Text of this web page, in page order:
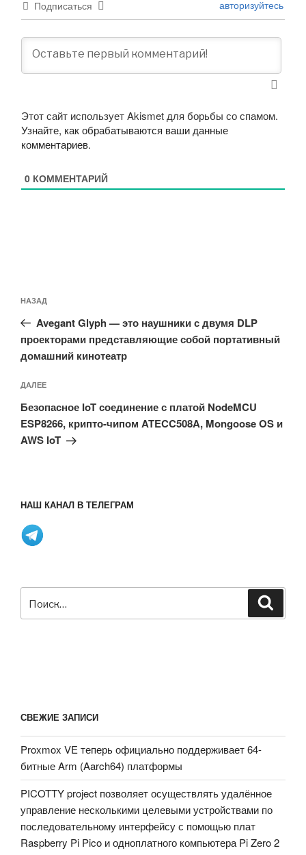
Подписаться авторизуйтесь
Этот сайт использует Akismet для борьбы со спамом.
Узнайте, как обрабатываются ваши данные
комментариев.
0 КОММЕНТАРИЙ
по
записям
Предыдущая
запись:
НАЗАД
Avegant Glyph — это наушники с двумя DLP
проекторами представляющие собой портативный
домашний кинотеатр
Следующая
запись
ДАЛЕЕ
Безопасное IoT соединение с платой NodeMCU
ESP8266, крипто-чипом ATECC508A, Mongoose OS и
AWS IoT
НАШ КАНАЛ В ТЕЛЕГРАМ
СВЕЖИЕ ЗАПИСИ
Proxmox VE теперь официально поддерживает 64-
битные Arm (Aarch64) платформы
PICOTTY project позволяет осуществлять удалённое
управление несколькими целевыми устройствами по
последовательному интерфейсу с помощью плат
Raspberry Pi Pico и одноплатного компьютера Pi Zero 2